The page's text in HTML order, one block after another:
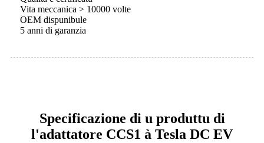
Vita meccanica > 10000 volte
OEM dispunibule
5 anni di garanzia
Specificazione di u produttu di
l'adattatore CCS1 à Tesla DC EV